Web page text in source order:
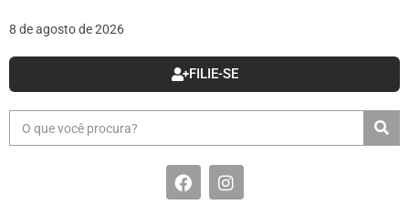
8 de agosto de 2026
FILIE-SE